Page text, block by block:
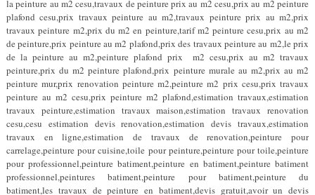
la peinture au m2 cesu,travaux de peinture prix au m2 cesu,prix au m2 peinture
plafond cesu,prix travaux peinture au m2,travaux peinture prix au m2,prix
travaux peinture m2,prix du m2 en peinture,tarif m2 peinture cesu,prix au m2
de peinture,prix peinture au m2 plafond,prix des travaux peinture au m2,le prix
de la peinture au m2,peinture plafond prix m2 cesu,prix au m2 travaux
peinture,prix du m2 peinture plafond,prix peinture murale au m2,prix au m2
peinture mur,prix renovation peinture m2,peinture m2 prix cesu,prix travaux
peinture au m2 cesu,prix peinture m2 plafond,estimation travaux,estimation
travaux peinture,estimation travaux maison,estimation travaux renovation
cesu,cesu estimation devis renovation,estimation devis travaux,estimation
travaux en ligne,estimation de travaux de renovation,peinture pour
carrelage,peinture pour cuisine,toile pour peinture,peinture pour toile,peinture
pour professionnel,peinture batiment,peinture en batiment,peinture batiment
professionnel,peintures batiment,peinture pour batiment,peinture du
batiment,les travaux de peinture en batiment,devis gratuit,avoir un devis